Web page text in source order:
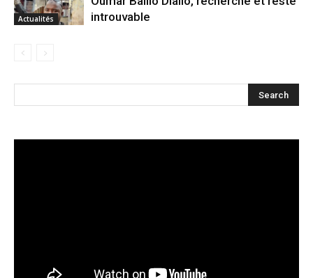
Actualités
introuvable